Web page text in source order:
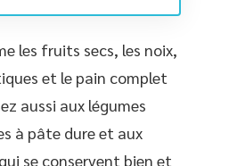
les fruits secs, les noix,
et le pain complet
aussi aux légumes
à pâte dure et aux
se conservent bien et